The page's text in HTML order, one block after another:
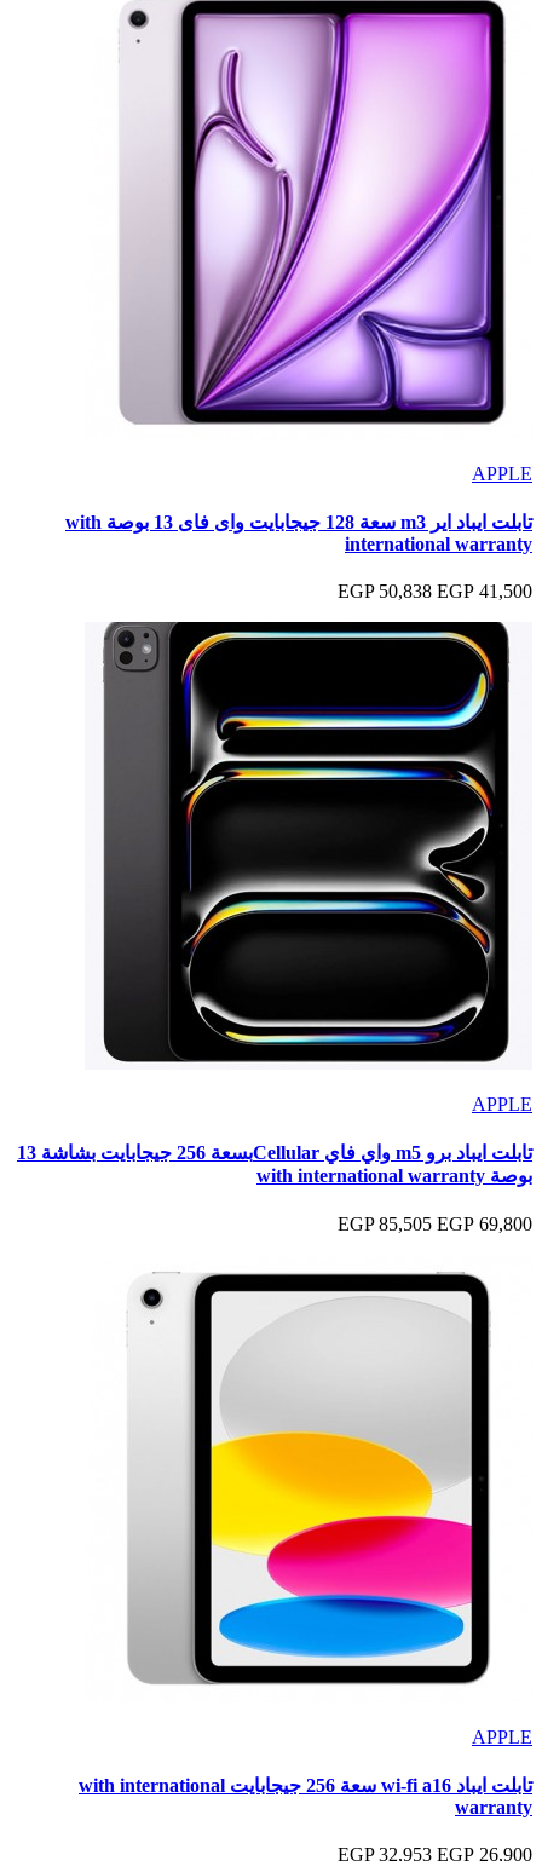
APPLE
تابلت ايباد اير m3 سعة 128 جيجابايت واى فاى 13 بوصة with
international warranty
41,500 EGP
50,838 EGP
APPLE
تابلت ايباد برو m5 واي فاي Cellularبسعة 256 جيجابايت بشاشة 13
بوصة with international warranty
69,800 EGP
85,505 EGP
APPLE
تابلت ايباد wi-fi a16 سعة 256 جيجابايت with international
warranty
26,900 EGP
32,953 EGP